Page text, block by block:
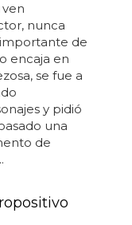
nunca
de
encaja en
se fue a
y pidió
una
de